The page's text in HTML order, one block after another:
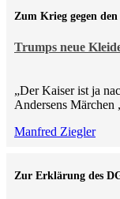
Trumps neue
Zum Krieg gegen
„Der Kaiser ist ja
Andersens
Manfred Ziegler
Zur Erklärung des